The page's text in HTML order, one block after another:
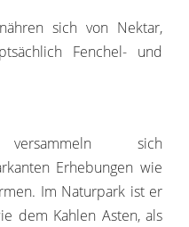
sich von Nektar,
Fenchel- und
sich
Erhebungen wie
Im Naturpark ist er
dem Kahlen Asten, als